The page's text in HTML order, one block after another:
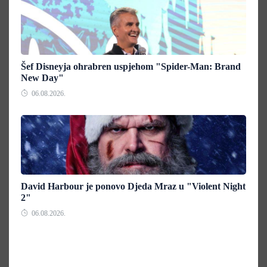
Šef Disneyja ohrabren uspjehom "Spider-Man: Brand
New Day"
06.08.2026.
David Harbour je ponovo Djeda Mraz u "Violent Night
2"
06.08.2026.